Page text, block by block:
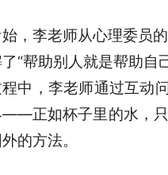
，李老师从心理委员
“帮助别人就是帮助自
中，李老师通过互动
正如杯子里的水，只
的方法。